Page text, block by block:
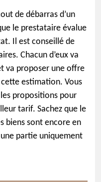
de débarras d’un
le prestataire évalue
Il est conseillé de
Chacun d’eux va
va proposer une offre
estimation. Vous
propositions pour
tarif. Sachez que le
biens sont encore en
partie uniquement